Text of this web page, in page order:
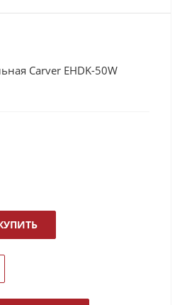
Carver EHDK-50W